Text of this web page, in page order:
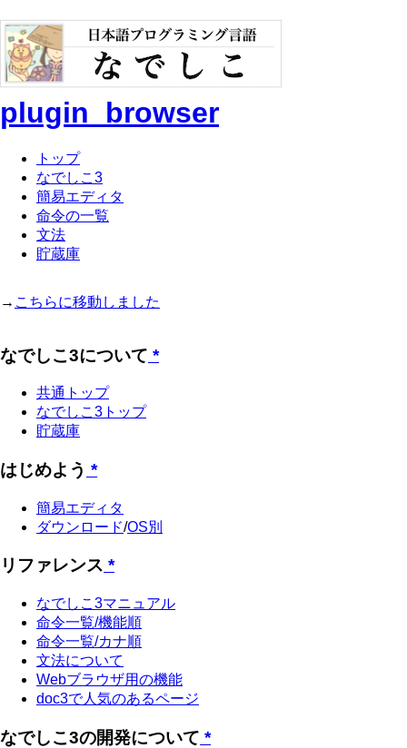
plugin_browser
トップ
なでしこ3
簡易エディタ
命令の一覧
文法
貯蔵庫
→ こちらに移動しました
なでしこ3について *
共通トップ
なでしこ3トップ
貯蔵庫
はじめよう *
簡易エディタ
ダウンロード/OS別
リファレンス *
なでしこ3マニュアル
命令一覧/機能順
命令一覧/カナ順
文法について
Webブラウザ用の機能
doc3で人気のあるページ
なでしこ3の開発について *